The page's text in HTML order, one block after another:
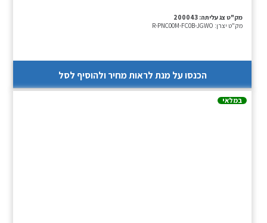
מק"ט צג עליתה: 200043
מק"ט יצרן: R-PNC00M-FC0B-JGWO
הכנסו על מנת לראות מחיר ולהוסיף לסל
במלאי